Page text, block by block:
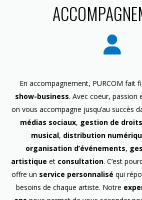
En accompagnement, PURCOM fait
show-business. Avec coeur, passion
on vous accompagne jusqu’au succès
médias sociaux, gestion de
musical, distribution
organisation d’événements,
artistique etconsultation. C’est
offre un service personnalisé qui
besoins de chaque artiste. Notre